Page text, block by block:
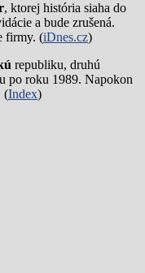
, ktorej história siaha do
a bude zrušená.
firmy. (iDnes.cz)
republiku, druhú
po roku 1989. Napokon
(Index)